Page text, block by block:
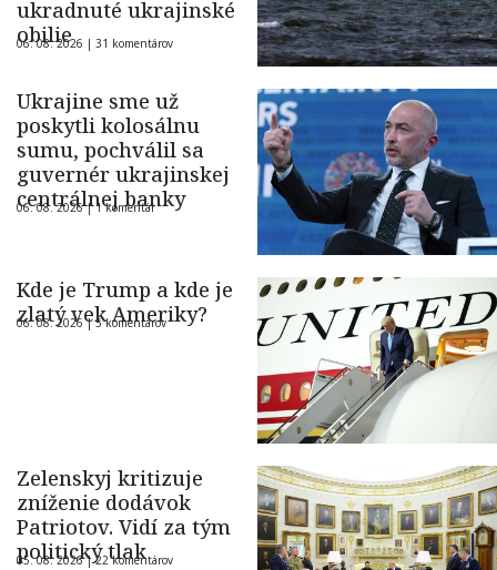
ukradnuté ukrajinské
obilie
06. 08. 2026 | 31 komentárov
Ukrajine sme už
poskytli kolosálnu
sumu, pochválil sa
guvernér ukrajinskej
centrálnej banky
06. 08. 2026 |1 komentár
Kde je Trump a kde je
zlatý vek Ameriky?
06. 08. 2026 |5 komentárov
Zelenskyj kritizuje
zníženie dodávok
Patriotov. Vidí za tým
politický tlak
05. 08. 2026 |22 komentárov